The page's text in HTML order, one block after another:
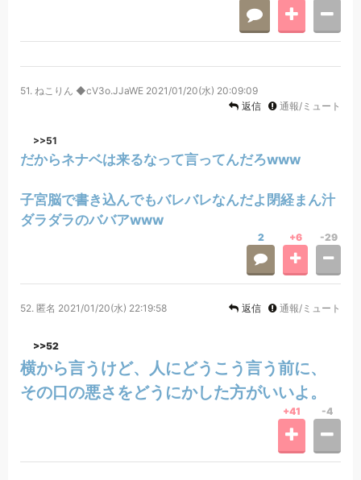
51. ねこりん ◆cV3o.JJaWE 2021/01/20(水) 20:09:09
返信
通報/ミュート
>>51
だからネナベは来るなって言ってんだろwww
子宮脳で書き込んでもバレバレなんだよ閉経まん汁
ダラダラのババアwww
2 +6 -29
52. 匿名 2021/01/20(水) 22:19:58 返信 通報/ミュート
>>52
横から言うけど、人にどうこう言う前に、
その口の悪さをどうにかした方がいいよ。
+41 -4